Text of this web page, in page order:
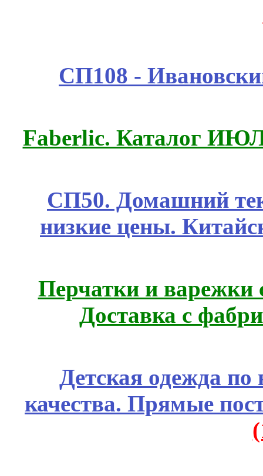
СП108 -
Faberlic. Каталог
СП50. Домашний
низкие цены.
Перчатки и варежки
Доставка с
Детская одежда
качества. Прямые